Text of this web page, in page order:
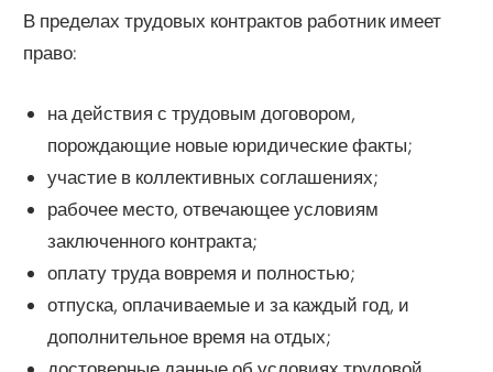
В пределах трудовых контрактов работник имеет
право:
на действия с трудовым договором,
порождающие новые юридические факты;
участие в коллективных соглашениях;
рабочее место, отвечающее условиям
заключенного контракта;
оплату труда вовремя и полностью;
отпуска, оплачиваемые и за каждый год, и
дополнительное время на отдых;